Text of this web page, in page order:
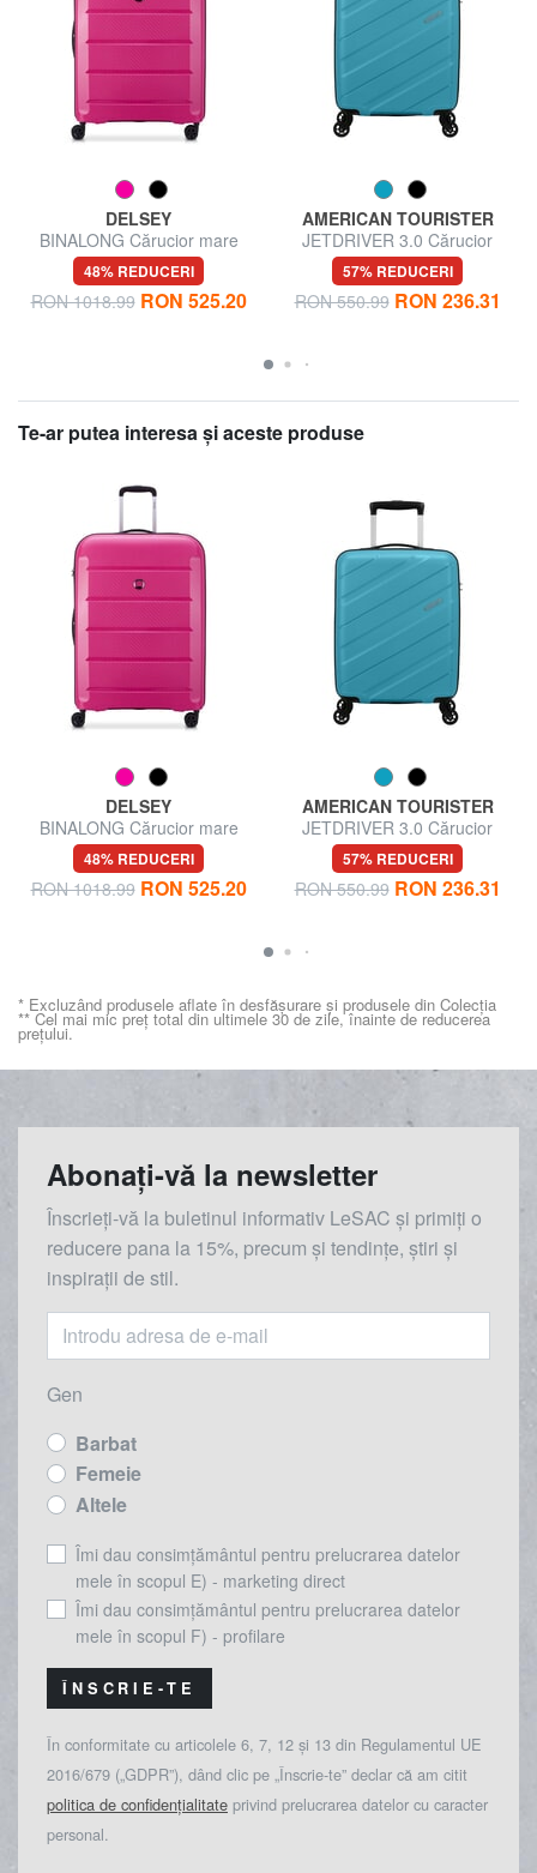
DELSEY
BINALONG Cărucior mare
48% REDUCERI
RON 1018.99 RON 525.20
AMERICAN TOURISTER
JETDRIVER 3.0 Cărucior
pentru bagaje de mână
57% REDUCERI
RON 550.99 RON 236.31
Te-ar putea interesa şi aceste produse
DELSEY
BINALONG Cărucior mare
48% REDUCERI
RON 1018.99 RON 525.20
AMERICAN TOURISTER
JETDRIVER 3.0 Cărucior
pentru bagaje de mână
57% REDUCERI
RON 550.99 RON 236.31
* Excluzând produsele aflate în desfășurare și produsele din Colecția
** Cel mai mic preț total din ultimele 30 de zile, înainte de reducerea
prețului.
Abonați-vă la newsletter
Înscrieți-vă la buletinul informativ LeSAC și primiți o
reducere pana la 15%, precum și tendințe, știri și
inspirații de stil.
Gen
Barbat
Femeie
Altele
Îmi dau consimțământul pentru prelucrarea datelor
mele în scopul E) - marketing direct
Îmi dau consimțământul pentru prelucrarea datelor
mele în scopul F) - profilare
ÎNSCRIE-TE
În conformitate cu articolele 6, 7, 12 și 13 din Regulamentul UE
2016/679 („GDPR”), dând clic pe „Înscrie-te” declar că am citit
politica de confidențialitate privind prelucrarea datelor cu caracter
personal.